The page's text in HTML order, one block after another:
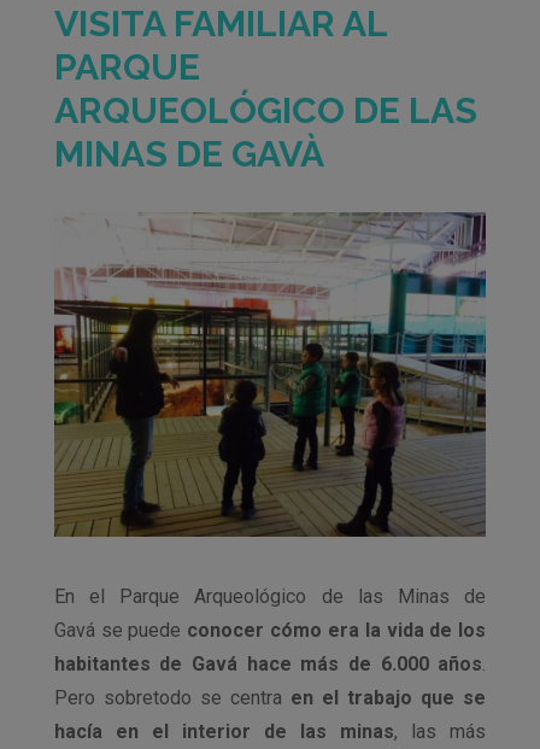
VISITA FAMILIAR AL
PARQUE
ARQUEOLÓGICO DE LAS
MINAS DE GAVÀ
En el Parque Arqueológico de las Minas de
Gavá se puede conocer cómo era la vida de los
habitantes de Gavá hace más de 6.000 años
Pero sobretodo se centra en el trabajo que se
hacía en el interior de las minas, las más